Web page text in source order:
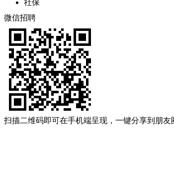
社保
微信招聘
扫描二维码即可在手机端呈现，一键分享到朋友